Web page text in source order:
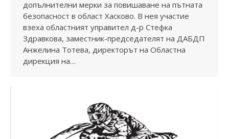
допълнителни мерки за повишаване на пътната
безопасност в област Хасково. В нея участие
взеха областният управител д-р Стефка
Здравкова, заместник-председателят на ДАБДП
Анжелина Тотева, директорът на Областна
дирекция на…